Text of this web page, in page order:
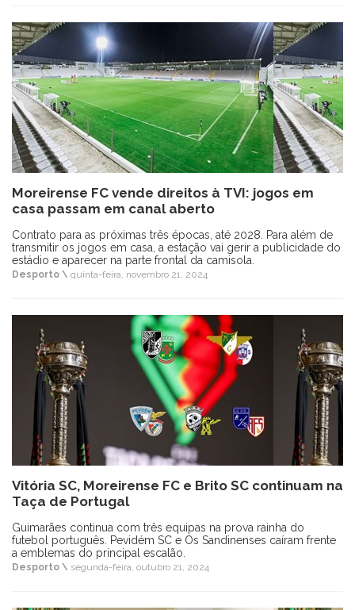
Moreirense FC vende direitos à TVI: jogos em
casa passam em canal aberto
Contrato para as próximas três épocas, até 2028. Para além de
transmitir os jogos em casa, a estação vai gerir a publicidade do
estádio e aparecer na parte frontal da camisola.
Desporto \ quinta-feira, novembro 21, 2024
Vitória SC, Moreirense FC e Brito SC continuam na
Taça de Portugal
Guimarães continua com três equipas na prova rainha do
futebol português. Pevidém SC e Os Sandinenses caíram frente
a emblemas do principal escalão.
Desporto \ segunda-feira, outubro 21, 2024